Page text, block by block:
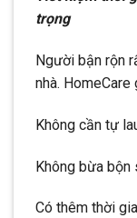
trọng
Người bận rộn
nhà. HomeCare
Không cần tự
Không bừa bộn
Có thêm thời